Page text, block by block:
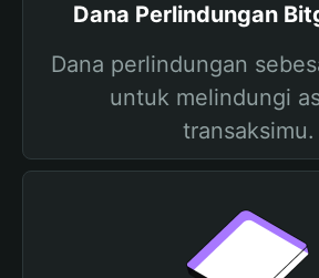
Dana Perlindungan
Dana perlindungan
untuk melindungi
transaksimu.